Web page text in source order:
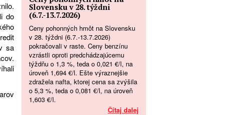
do
sa
Slovensku v 28. týždni
(6.7.-13.7.2026)
Ceny pohonných hmôt na Slovensku
v 28. týždni (6.7.-13.7.2026)
pokračovali v raste. Ceny benzínu
vzrástli oproti predchádzajúcemu
týždňu o 1,3 %, teda o 0,021 €/l, na
úroveň 1,694 €/l. Ešte výraznejšie
zdražela nafta, ktorej cena sa zvýšila
o 5,3 %, teda o 0,081 €/l, na úroveň
1,603 €/l.
Čítaj dalej